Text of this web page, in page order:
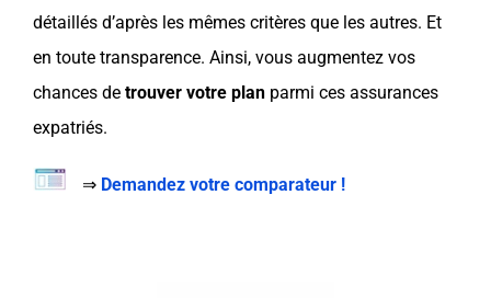
détaillés d’après les mêmes critères que les autres. Et
en toute transparence. Ainsi, vous augmentez vos
chances de trouver votre plan parmi ces assurances
expatriés.
⇒ Demandez votre comparateur !